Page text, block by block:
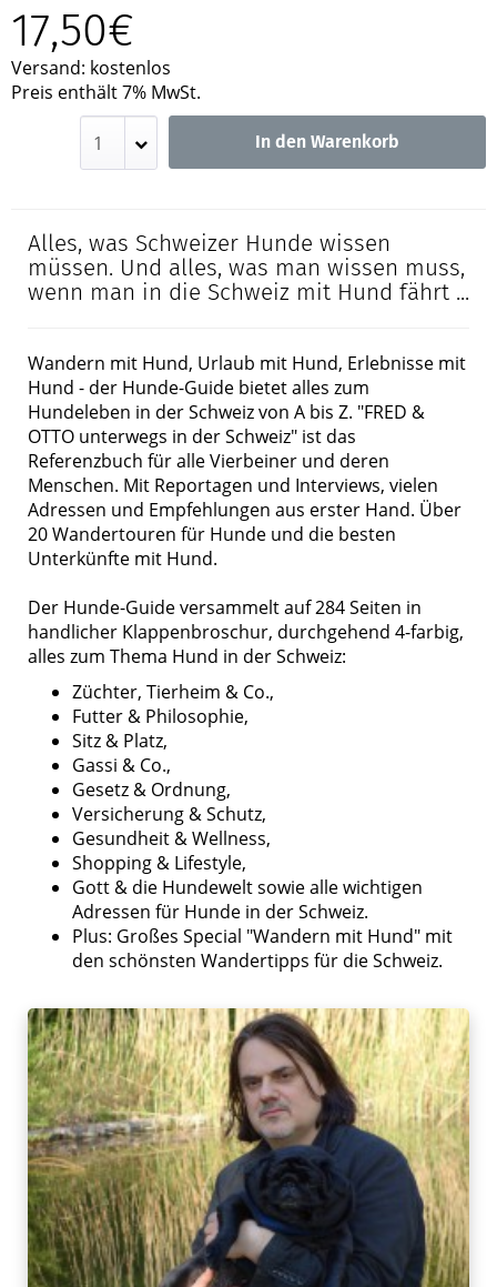
17,50€
Versand: kostenlos
Preis enthält 7% MwSt.
In den Warenkorb
Alles, was Schweizer Hunde wissen
müssen. Und alles, was man wissen muss,
wenn man in die Schweiz mit Hund fährt ...
Wandern mit Hund, Urlaub mit Hund, Erlebnisse mit
Hund - der Hunde-Guide bietet alles zum
Hundeleben in der Schweiz von A bis Z. "FRED &
OTTO unterwegs in der Schweiz" ist das
Referenzbuch für alle Vierbeiner und deren
Menschen. Mit Reportagen und Interviews, vielen
Adressen und Empfehlungen aus erster Hand. Über
20 Wandertouren für Hunde und die besten
Unterkünfte mit Hund.
Der Hunde-Guide versammelt auf 284 Seiten in
handlicher Klappenbroschur, durchgehend 4-farbig,
alles zum Thema Hund in der Schweiz:
Züchter, Tierheim & Co.,
Futter & Philosophie,
Sitz & Platz,
Gassi & Co.,
Gesetz & Ordnung,
Versicherung & Schutz,
Gesundheit & Wellness,
Shopping & Lifestyle,
Gott & die Hundewelt sowie alle wichtigen
Adressen für Hunde in der Schweiz.
Plus: Großes Special "Wandern mit Hund" mit
den schönsten Wandertipps für die Schweiz.